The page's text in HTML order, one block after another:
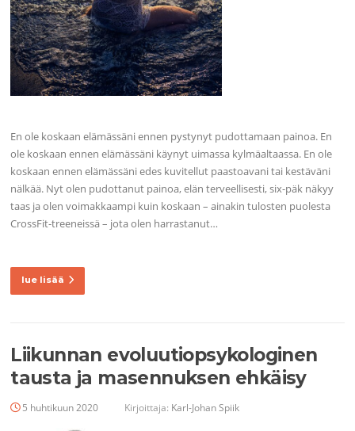
En ole koskaan elämässäni ennen pystynyt pudottamaan painoa. En
ole koskaan ennen elämässäni käynyt uimassa kylmäaltaassa. En ole
koskaan ennen elämässäni edes kuvitellut paastoavani tai kestäväni
nälkää. Nyt olen pudottanut painoa, elän terveellisesti, six-päk näkyy
taas ja olen voimakkaampi kuin koskaan – ainakin tulosten puolesta
CrossFit-treeneissä – jota olen harrastanut…
lue lisää
Liikunnan evoluutiopsykologinen
tausta ja masennuksen ehkäisy
5 huhtikuun 2020 Kirjoittaja: Karl-Johan Spiik